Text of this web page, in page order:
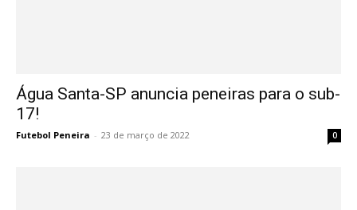
Água Santa-SP anuncia peneiras para o sub-
17!
Futebol Peneira - 23 de março de 2022 0